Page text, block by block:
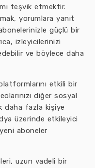
teşvik etmektir.
yorumlara yanıt
güçlü bir
izleyicilerinizi
ve böylece daha
etkili bir
diğer sosyal
daha fazla kişiye
üzerinde etkileyici
aboneler
uzun vadeli bir